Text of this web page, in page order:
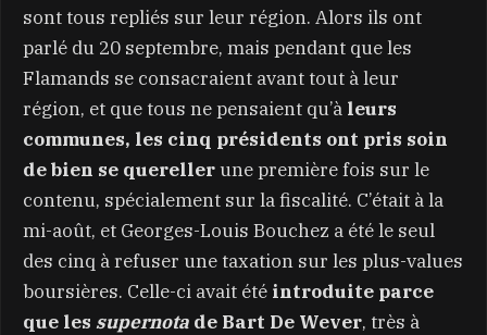
sont tous repliés sur leur région. Alors ils ont
parlé du 20 septembre, mais pendant que les
Flamands se consacraient avant tout à leur
région, et que tous ne pensaient qu’à leurs
communes, les cinq présidents ont pris soin
de bien se querellerune première fois sur le
contenu, spécialement sur la fiscalité. C’était à la
mi-août, et Georges-Louis Bouchez a été le seul
des cinq à refuser une taxation sur les plus-values
boursières. Celle-ci avait été introduite parce
que les supernota de Bart De Wever, très à